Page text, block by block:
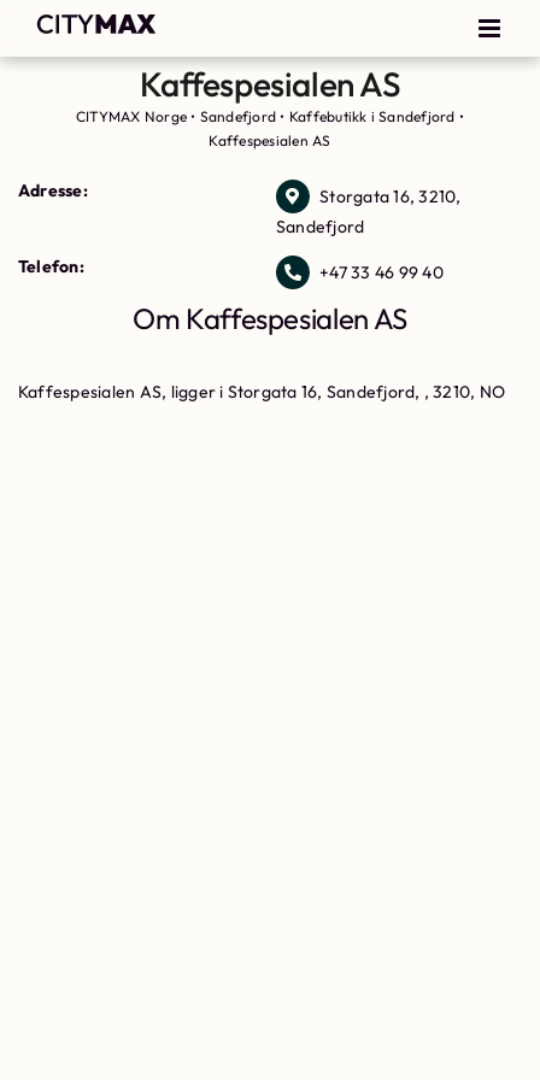
Kaffespesialen AS
CITYMAX Norge • Sandefjord • Kaffebutikk i Sandefjord •
Kaffespesialen AS
Adresse:
Storgata 16, 3210,
Sandefjord
Telefon:
+47 33 46 99 40
Om Kaffespesialen AS
Kaffespesialen AS, ligger i Storgata 16, Sandefjord, , 3210, NO